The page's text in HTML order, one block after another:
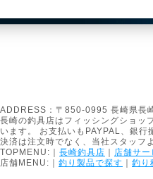
ADDRESS：〒850-0995 長崎
長崎の釣具店はフィッシングショッ
います。 お支払いもPAYPAL、銀
決済は注文時でなく、当社スタッフ
TOPMENU:｜ 長崎釣具店 ｜ 店舗サー
店舗MENU:｜ 釣り製品で探す ｜ 釣り